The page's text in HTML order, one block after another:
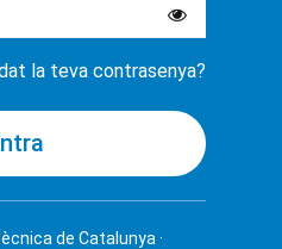
la teva contrasenya?
de Catalunya ·